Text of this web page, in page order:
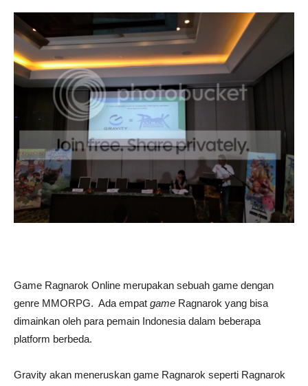
Game Ragnarok Online merupakan sebuah game dengan
genre MMORPG. Ada empat game Ragnarok yang bisa
dimainkan oleh para pemain Indonesia dalam beberapa
platform berbeda.
Gravity akan meneruskan game Ragnarok seperti Ragnarok